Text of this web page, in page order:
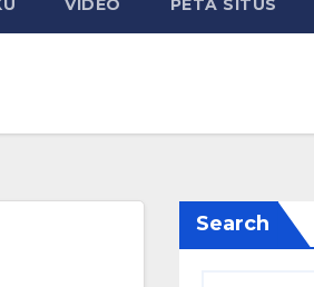
VIDEO PETA SITUS
Search